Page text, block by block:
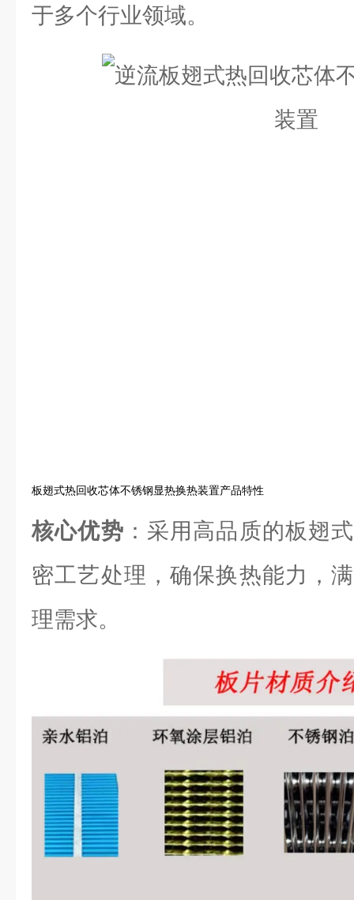
于多个行业领域。
板翅式热回收芯体不锈钢显热换热装置产品特性
核心优势 ：采用高品质的板翅
密工艺处理，确保换热能力，
理需求。